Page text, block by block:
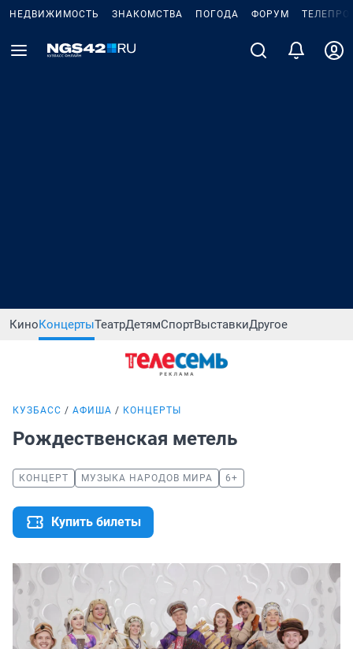
НЕДВИЖИМОСТЬ ЗНАКОМСТВА ПОГОДА ФОРУМ
КиноКонцертыТеатрДетямСпортВыставкиДругое
КУЗБАСС АФИША КОНЦЕРТЫ
Рождественская метель
КОНЦЕРТ МУЗЫКА НАРОДОВ МИРА 6+
Купить билеты